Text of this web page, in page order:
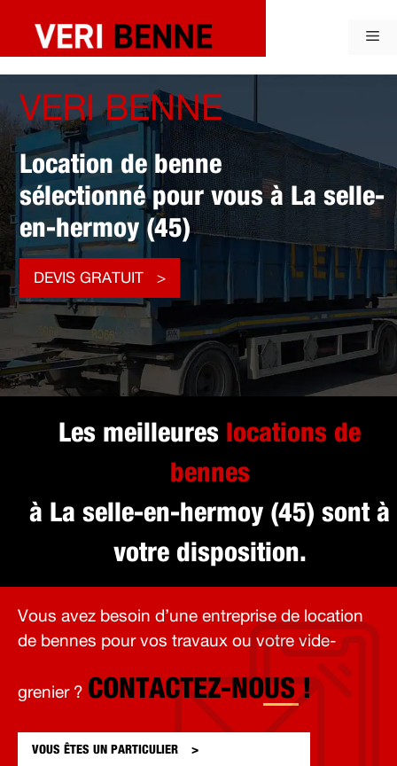
contenu
VERI BENNE
Location de benne
sélectionné pour vous à La selle-
en-hermoy (45)
DEVIS GRATUIT
Les meilleures locations de
bennes
à La selle-en-hermoy (45) sont à
votre disposition.
Vous avez besoin d’une entreprise de location
de bennes pour vos travaux ou votre vide-
grenier ? CONTACTEZ-NOUS !
VOUS ÊTES UN PARTICULIER